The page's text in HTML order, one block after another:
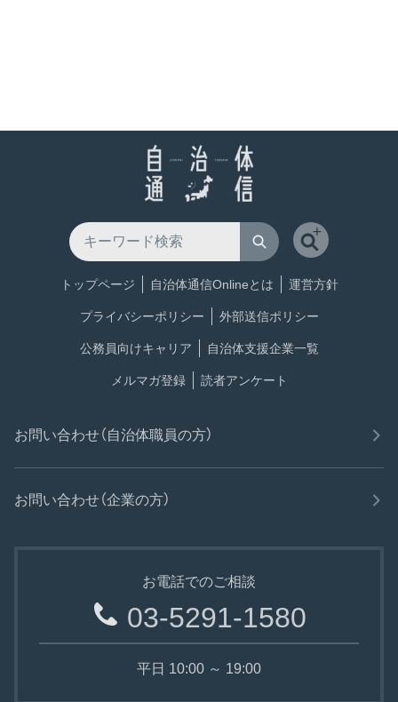
トップページ 自治体通信Onlineとは 運営方針
プライバシーポリシー 外部送信ポリシー
公務員向けキャリア 自治体支援企業一覧
メルマガ登録 読者アンケート
お問い合わせ（自治体職員の方）
お問い合わせ（企業の方）
お電話でのご相談
03-5291-1580
平日 10:00 ～ 19:00